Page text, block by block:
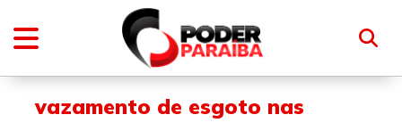
vazamento de esgoto nas